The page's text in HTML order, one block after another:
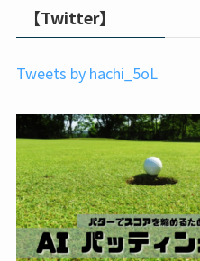
【Twitter】
Tweets by hachi_5oL